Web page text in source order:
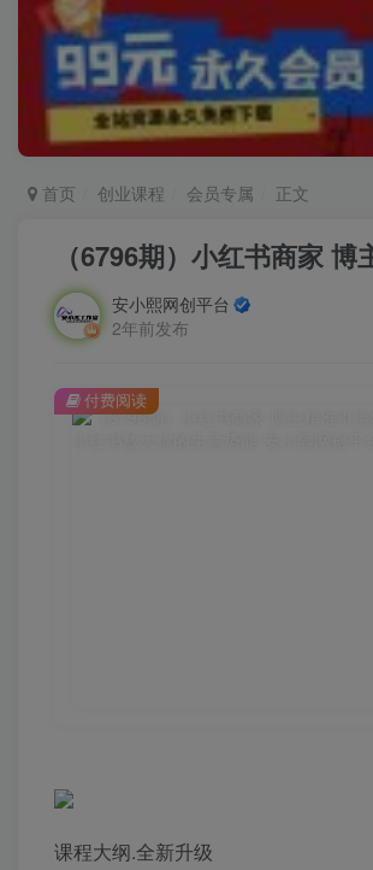
首页 创业课程 会员专属 正文
（6796期）小红书商家
安小熙网创平台
2年前发布
付费阅读
课程大纲.全新升级